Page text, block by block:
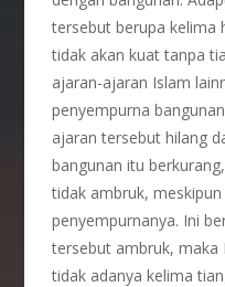
tersebut berupa kelima
tidak akan kuat tanpa
ajaran-ajaran Islam
penyempurna
ajaran tersebut hilang
bangunan itu
tidak ambruk,
penyempurnanya. Ini
tersebut ambruk, maka
tidak adanya kelima